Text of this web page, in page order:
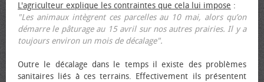
L'agriculteur explique les contraintes que cela lui impose :
"Les animaux intègrent ces parcelles au 10 mai, alors qu’on
démarre le pâturage au 15 avril sur nos autres prairies. Il y a
toujours environ un mois de décalage".
Outre le décalage dans le temps il existe des problèmes
sanitaires liés à ces terrains. Effectivement ils présentent